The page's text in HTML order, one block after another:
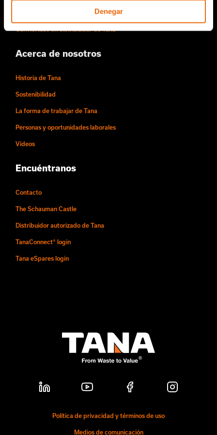
Denegar
Piezas de repuesto de TANA
Conviértase en distribuidor de Tana
Acerca de nosotros
Historia de Tana
Sostenibilidad
La forma de trabajar de Tana
Personas y oportunidades laborales
Vídeos
Encuéntranos
Contacto
The Schauman Castle
Distribuidor autorizado de Tana
TanaConnect® login
Tana eSpares login
Política de privacidad y términos de uso
Medios de comunicación